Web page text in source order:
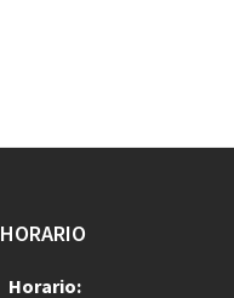
HORARIO
Horario: